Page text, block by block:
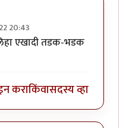
20:43
आहे.byअमरेंद्र बाहुबली
एखादी तडक-भडक
कराकिंवासदस्य व्हा